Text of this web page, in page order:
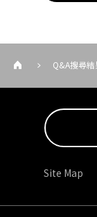
Q&A搜尋結
Site Map